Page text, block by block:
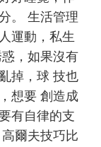
。 生活管理
運動，私生
，如果沒有
掉，球 技也
想要 創造成
有自律的支
爾夫技巧比